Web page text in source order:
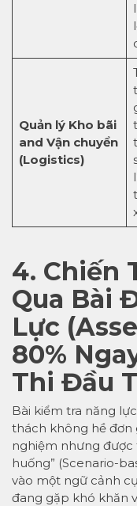
Quản lý Kho bãi
and Vận chuyển
(Logistics)
4. Chiến
Qua Bài
Lực
80%
Thi Đầu
Bài kiểm tra năng
thách không hề đơn
nghiệm nhưng được
huống” (Scenario-
vào một ngữ cảnh
đang gặp khó khăn